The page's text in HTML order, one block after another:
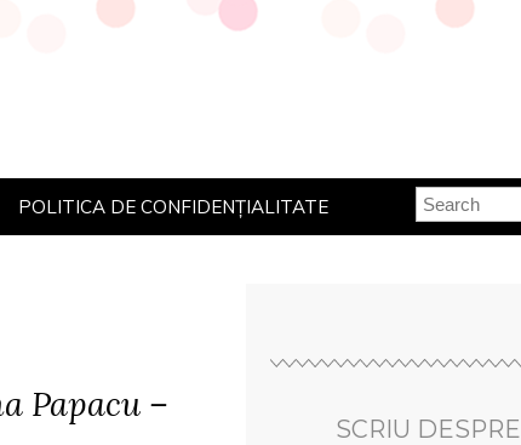
POLITICA DE CONFIDENȚIALITATE
Papacu –
SCRIU DESPRE